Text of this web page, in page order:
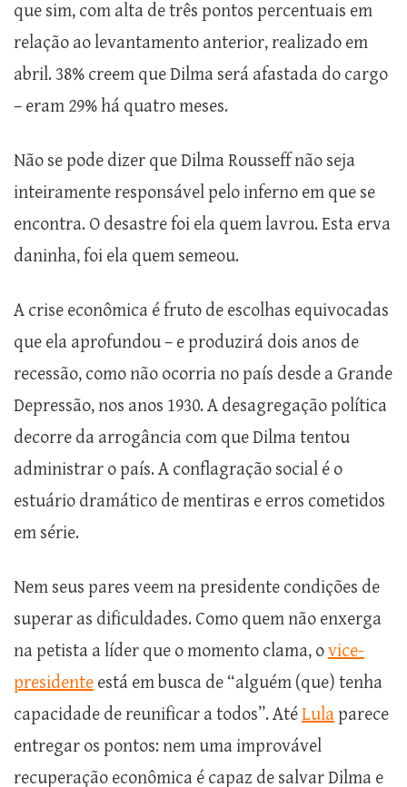
que sim, com alta de três pontos percentuais em
relação ao levantamento anterior, realizado em
abril. 38% creem que Dilma será afastada do cargo
– eram 29% há quatro meses.
Não se pode dizer que Dilma Rousseff não seja
inteiramente responsável pelo inferno em que se
encontra. O desastre foi ela quem lavrou. Esta erva
daninha, foi ela quem semeou.
A crise econômica é fruto de escolhas equivocadas
que ela aprofundou – e produzirá dois anos de
recessão, como não ocorria no país desde a Grande
Depressão, nos anos 1930. A desagregação política
decorre da arrogância com que Dilma tentou
administrar o país. A conflagração social é o
estuário dramático de mentiras e erros cometidos
em série.
Nem seus pares veem na presidente condições de
superar as dificuldades. Como quem não enxerga
na petista a líder que o momento clama, ovice-
presidente está em busca de “alguém (que) tenha
capacidade de reunificar a todos”. AtéLula parece
entregar os pontos: nem uma improvável
recuperação econômica é capaz de salvar Dilma e